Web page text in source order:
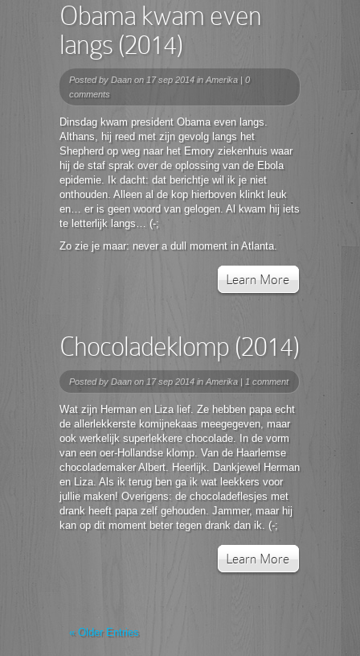
Obama kwam even
langs (2014)
Posted by Daan on 17 sep 2014 in Amerika | 0
comments
Dinsdag kwam president Obama even langs.
Althans, hij reed met zijn gevolg langs het
Shepherd op weg naar het Emory ziekenhuis waar
hij de staf sprak over de oplossing van de Ebola
epidemie. Ik dacht: dat berichtje wil ik je niet
onthouden. Alleen al de kop hierboven klinkt leuk
en… er is geen woord van gelogen. Al kwam hij iets
te letterlijk langs… (-;
Zo zie je maar: never a dull moment in Atlanta.
Learn More
Chocoladeklomp (2014)
Posted by Daan on 17 sep 2014 in Amerika | 1 comment
Wat zijn Herman en Liza lief. Ze hebben papa echt
de allerlekkerste komijnekaas meegegeven, maar
ook werkelijk superlekkere chocolade. In de vorm
van een oer-Hollandse klomp. Van de Haarlemse
chocolademaker Albert. Heerlijk. Dankjewel Herman
en Liza. Als ik terug ben ga ik wat leekkers voor
jullie maken! Overigens: de chocoladeflesjes met
drank heeft papa zelf gehouden. Jammer, maar hij
kan op dit moment beter tegen drank dan ik. (-;
Learn More
« Older Entries